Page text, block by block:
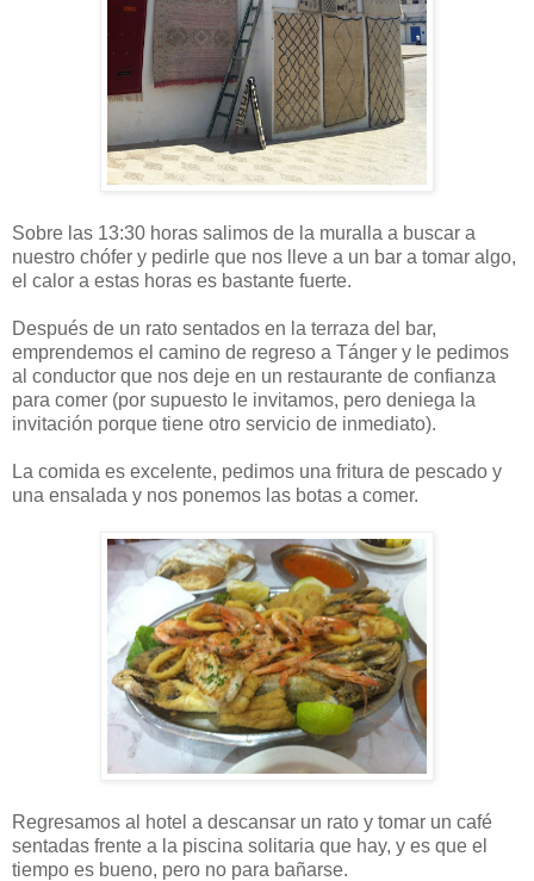
Sobre las 13:30 horas salimos de la muralla a buscar a
nuestro chófer y pedirle que nos lleve a un bar a tomar algo,
el calor a estas horas es bastante fuerte.
Después de un rato sentados en la terraza del bar,
emprendemos el camino de regreso a Tánger y le pedimos
al conductor que nos deje en un restaurante de confianza
para comer (por supuesto le invitamos, pero deniega la
invitación porque tiene otro servicio de inmediato).
La comida es excelente, pedimos una fritura de pescado y
una ensalada y nos ponemos las botas a comer.
Regresamos al hotel a descansar un rato y tomar un café
sentadas frente a la piscina solitaria que hay, y es que el
tiempo es bueno, pero no para bañarse.